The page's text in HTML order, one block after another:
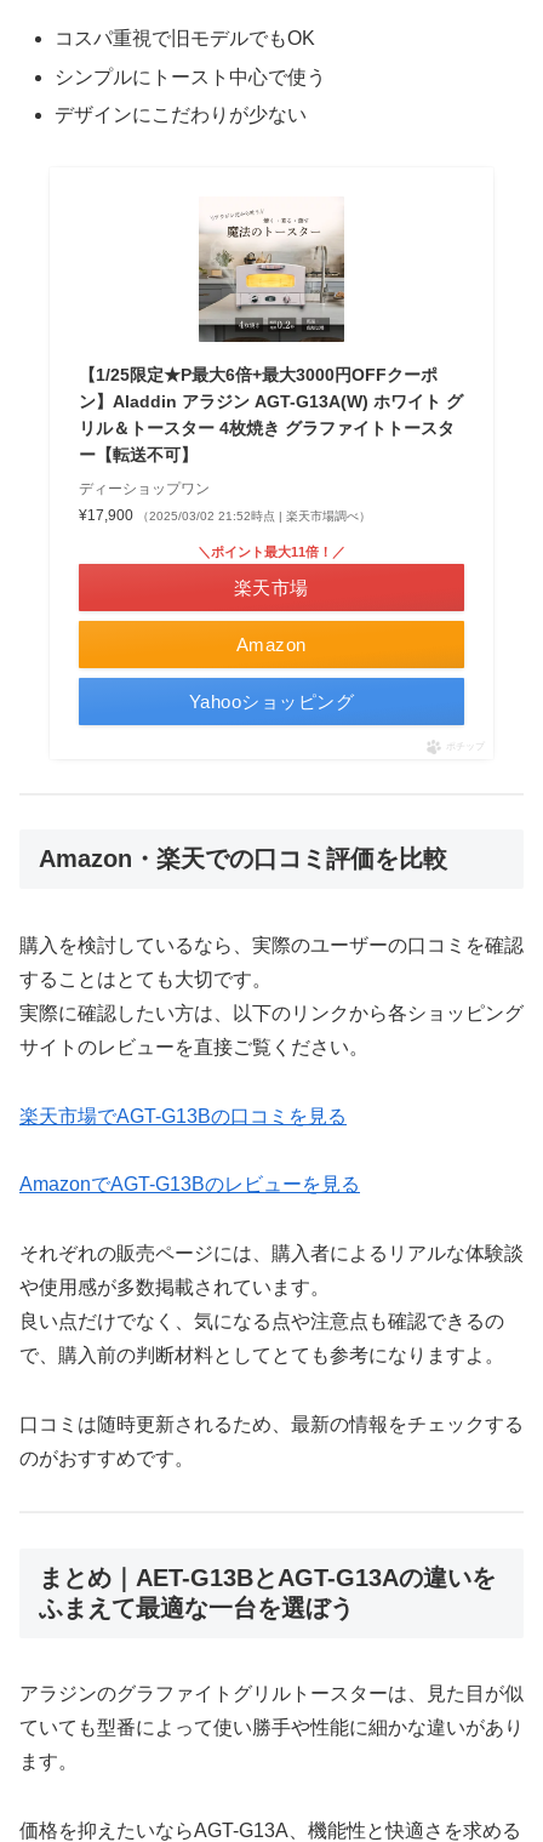
コスパ重視で旧モデルでもOK
シンプルにトースト中心で使う
デザインにこだわりが少ない
【1/25限定★P最大6倍+最大3000円OFFクーポ
ン】Aladdin アラジン AGT-G13A(W) ホワイト グ
リル＆トースター 4枚焼き グラファイトトースタ
ー【転送不可】
ディーショップワン
¥17,900
（2025/03/02 21:52時点 | 楽天市場調べ）
Amazon
＼ポイント最大11倍！／
楽天市場
Yahooショッピング
ポチップ
Amazon・楽天での口コミ評価を比較
購入を検討しているなら、実際のユーザーの口コミを確認
することはとても大切です。
実際に確認したい方は、以下のリンクから各ショッピング
サイトのレビューを直接ご覧ください。
楽天市場でAGT-G13Bの口コミを見る
AmazonでAGT-G13Bのレビューを見る
それぞれの販売ページには、購入者によるリアルな体験談
や使用感が多数掲載されています。
良い点だけでなく、気になる点や注意点も確認できるの
で、購入前の判断材料としてとても参考になりますよ。
口コミは随時更新されるため、最新の情報をチェックする
のがおすすめです。
まとめ｜AET-G13BとAGT-G13Aの違いを
ふまえて最適な一台を選ぼう
アラジンのグラファイトグリルトースターは、見た目が似
ていても型番によって使い勝手や性能に細かな違いがあり
ます。
価格を抑えたいならAGT-G13A、機能性と快適さを求める